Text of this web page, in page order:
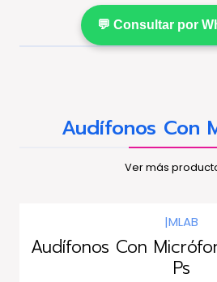
💬 Consultar por
Audífonos Con
Ver más
|MLAB
Audífonos Con
Ps